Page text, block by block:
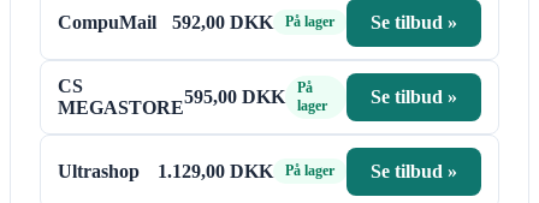
CompuMail 592,00 DKK På lager Se tilbud »
CS
MEGASTORE
595,00 DKK
På
lager
Se tilbud »
Ultrashop 1.129,00 DKK På lager Se tilbud »